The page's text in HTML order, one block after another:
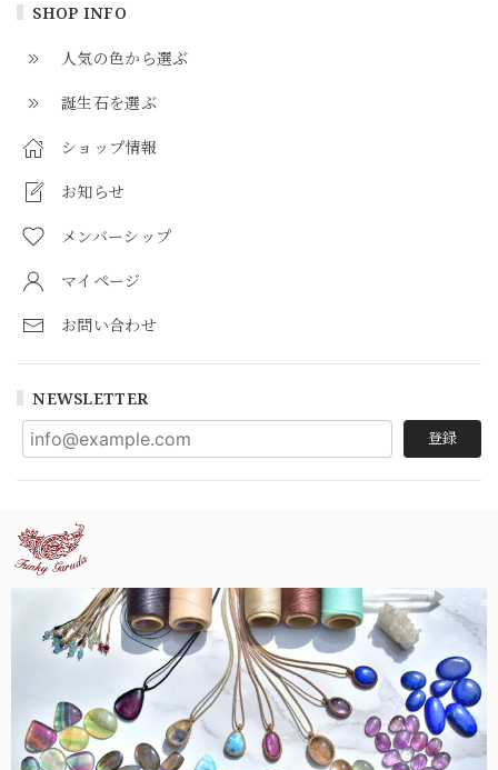
SHOP INFO
人気の色から選ぶ
誕生石を選ぶ
ショップ情報
お知らせ
メンバーシップ
マイページ
お問い合わせ
NEWSLETTER
登録